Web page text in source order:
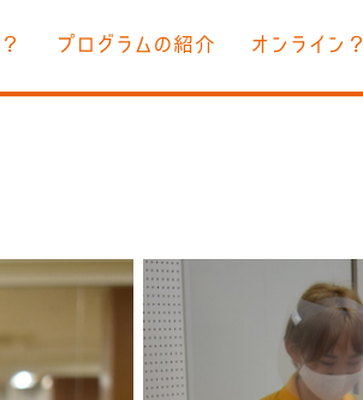
プログラムの紹介 オンライン？